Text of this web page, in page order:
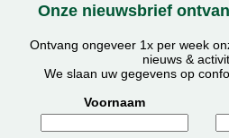
Onze nieuwsbrief
Ontvang ongeveer 1x per week
nieuws &
We slaan uw gegevens op
Voornaam